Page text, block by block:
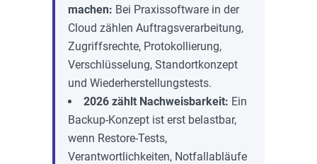
machen: Bei Praxissoftware in der
Cloud zählen Auftragsverarbeitung,
Zugriffsrechte, Protokollierung,
Verschlüsselung, Standortkonzept
und Wiederherstellungstests.
2026 zählt Nachweisbarkeit: Ein
Backup-Konzept ist erst belastbar,
wenn Restore-Tests,
Verantwortlichkeiten, Notfallabläufe